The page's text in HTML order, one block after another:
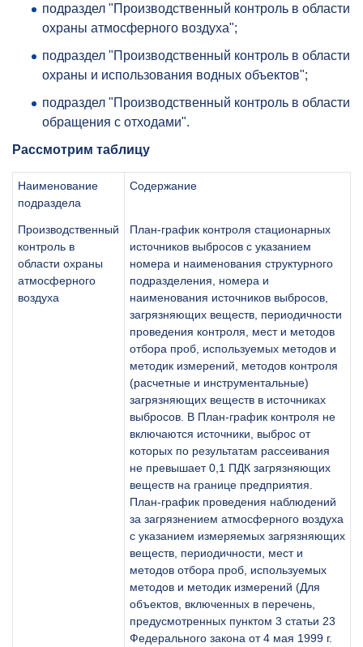
подраздел "Производственный контроль в области
охраны атмосферного воздуха";
подраздел "Производственный контроль в области
охраны и использования водных объектов";
подраздел "Производственный контроль в области
обращения с отходами".
Рассмотрим таблицу
Наименование
подраздела
Содержание
Производственный
контроль в
области охраны
атмосферного
воздуха
План-график контроля стационарных
источников выбросов с указанием
номера и наименования структурного
подразделения, номера и
наименования источников выбросов,
загрязняющих веществ, периодичности
проведения контроля, мест и методов
отбора проб, используемых методов и
методик измерений, методов контроля
(расчетные и инструментальные)
загрязняющих веществ в источниках
выбросов. В План-график контроля не
включаются источники, выброс от
которых по результатам рассеивания
не превышает 0,1 ПДК загрязняющих
веществ на границе предприятия.
План-график проведения наблюдений
за загрязнением атмосферного воздуха
с указанием измеряемых загрязняющих
веществ, периодичности, мест и
методов отбора проб, используемых
методов и методик измерений (Для
объектов, включенных в перечень,
предусмотренных пунктом 3 статьи 23
Федерального закона от 4 мая 1999 г.